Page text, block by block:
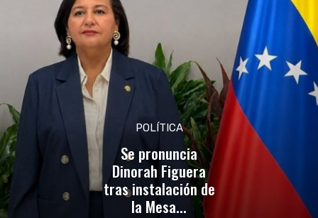
POLÍTICA
Se pronuncia
Dinorah Figuera
tras instalación de
la Mesa...